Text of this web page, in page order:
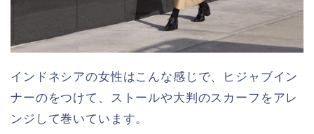
インドネシアの女性はこんな感じで、ヒジャブイン
ナーのをつけて、ストールや大判のスカーフをアレ
ンジして巻いています。